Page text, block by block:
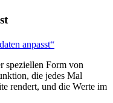
anpasst“
speziellen Form von
die jedes Mal
rendert, und die Werte im